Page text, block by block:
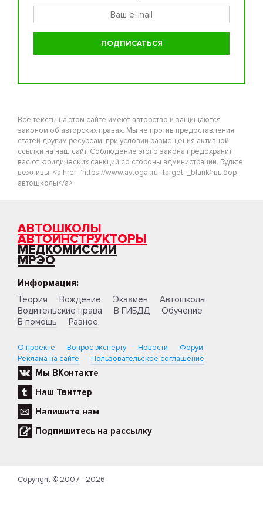
Все тексты на этом сайте имеют авторство и защищаются
законом об авторских правах. Мы не против предоставления
статей другим ресурсам, при условии размещения активной
ссылки на наш сайт. Соблюдение этого закона предохранит
вас от юридических санкций со стороны администрации. Будьте
вежливы. <a href="https://www.avtogai.ru" target=_blank>выбор
автошколы</a>
АВТОШКОЛЫ
АВТОИНСТРУКТОРЫ
МЕДКОМИССИИ
МРЭО
Информация:
Теория
Вождение Экзамен
Автошколы
Водительские права
В ГИБДД
Обучение
В помощь
Разное
О проекте Вопрос эксперту Новости
Форум
Реклама на сайте
Пользовательское соглашение
Мы ВКонтакте
Наш Твиттер
Напишите нам
Подпишитесь на рассылку
Copyright © 2007 - 2026